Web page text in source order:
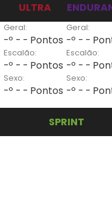
ULTRA
Geral:
-º - - Pontos
Escalão:
-º - - Pontos
Sexo:
-º - - Pontos
Geral:
-º - -
Escalão:
-º - -
Sexo:
-º - -
SPRINT